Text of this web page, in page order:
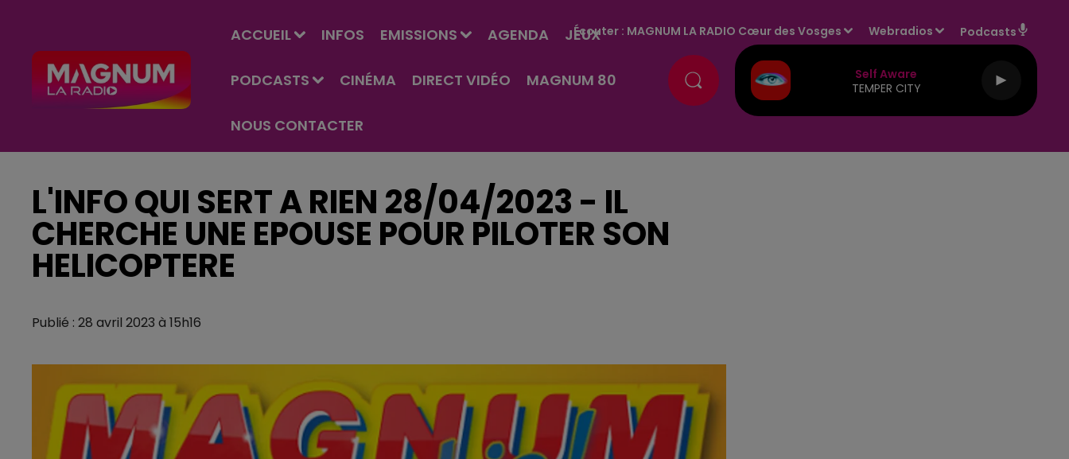
ACCUEIL INFOS EMISSIONS AGENDA JEUX
PODCASTS CINÉMA DIRECT VIDÉO MAGNUM 80
NOUS CONTACTER
Écouter : MAGNUM LA RADIO Cœur des Vosges Webradios Podcasts
Self Aware
TEMPER CITY
L'INFO QUI SERT A RIEN 28/04/2023 - IL
CHERCHE UNE EPOUSE POUR PILOTER SON
HELICOPTERE
Publié : 28 avril 2023 à 15h16